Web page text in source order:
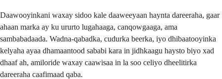
Daawooyinkani waxay sidoo kale daaweeyaan haynta dareeraha, gaar
ahaan marka ay ku ururto lugahaaga, canqowgaaga, ama
sambabadaada. Wadna-qabadka, cudurka beerka, iyo dhibaatooyinka
kelyaha ayaa dhamaantood sababi kara in jidhkaagu haysto biyo xad
dhaaf ah, amiloride waxay caawisaa in la soo celiyo dheelitirka
dareeraha caafimaad qaba.